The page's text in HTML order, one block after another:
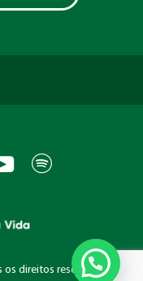
os direitos reservados.